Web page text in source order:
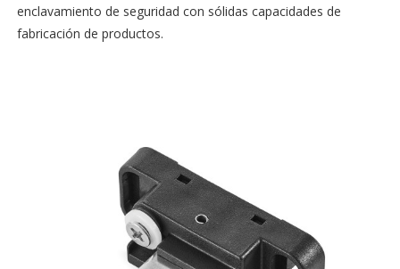
enclavamiento de seguridad con sólidas capacidades de
fabricación de productos.